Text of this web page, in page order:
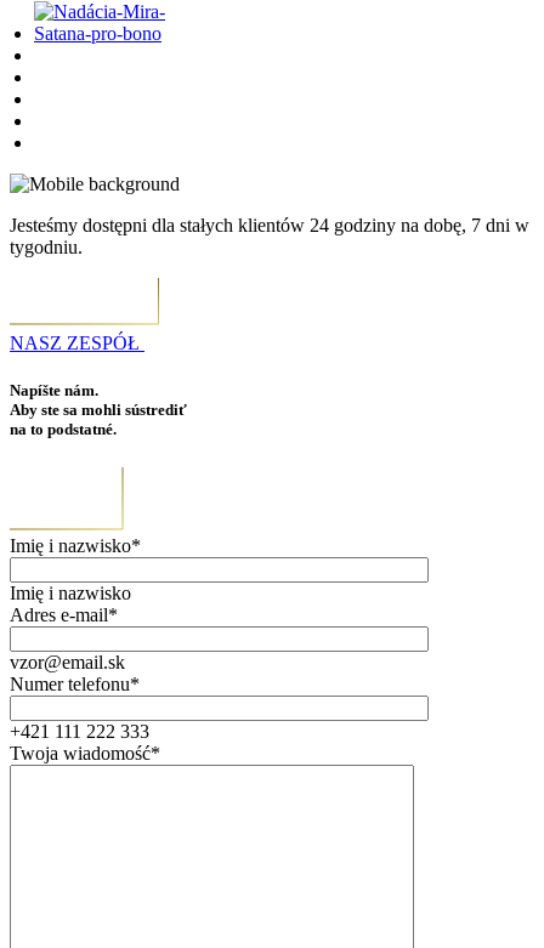
Jesteśmy dostępni dla stałych klientów 24 godziny na dobę, 7 dni w
tygodniu.
NASZ ZESPÓŁ
Napíšte nám.
Aby ste sa mohli sústrediť
na to podstatné.
Imię i nazwisko*
Imię i nazwisko
Adres e-mail*
vzor@email.sk
Numer telefonu*
+421 111 222 333
Twoja wiadomość*